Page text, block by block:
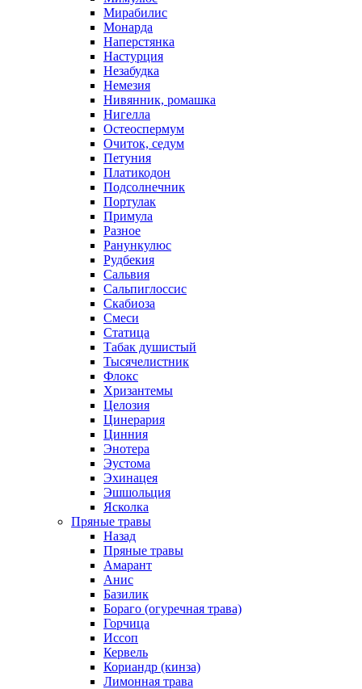
Мирабилис
Монарда
Наперстянка
Настурция
Незабудка
Немезия
Нивянник, ромашка
Нигелла
Остеоспермум
Очиток, седум
Петуния
Платикодон
Подсолнечник
Портулак
Примула
Разное
Ранункулюс
Рудбекия
Сальвия
Сальпиглоссис
Скабиоза
Смеси
Статица
Табак душистый
Тысячелистник
Флокс
Хризантемы
Целозия
Цинерария
Цинния
Энотера
Эустома
Эхинацея
Эшшольция
Ясколка
Пряные травы
Назад
Пряные травы
Амарант
Анис
Базилик
Бораго (огуречная трава)
Горчица
Иссоп
Кервель
Кориандр (кинза)
Лимонная трава